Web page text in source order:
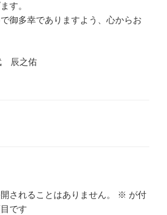
す。
御多幸でありますよう、心からお
辰之佑
されることはありません。 ※ が付
です